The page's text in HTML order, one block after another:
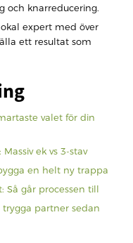
och knarreducering.
expert med över
ett resultat som
valet för din
ek vs 3-stav
en helt ny trappa
Så går processen till
trygga partner sedan